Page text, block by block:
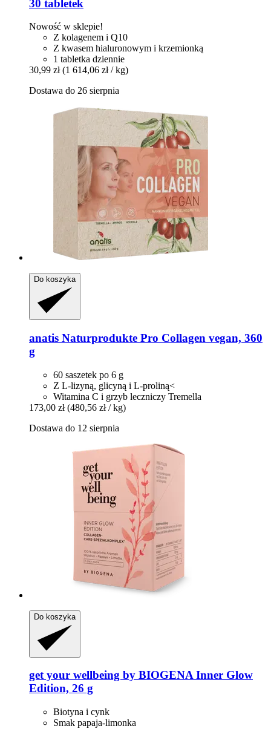
30 tabletek
Nowość w sklepie!
Z kolagenem i Q10
Z kwasem hialuronowym i krzemionką
1 tabletka dziennie
30,99 zł (1 614,06 zł / kg)
Dostawa do 26 sierpnia
Do koszyka
anatis Naturprodukte Pro Collagen vegan, 360
g
60 saszetek po 6 g
Z L-lizyną, glicyną i L-proliną<
Witamina C i grzyb leczniczy Tremella
173,00 zł (480,56 zł / kg)
Dostawa do 12 sierpnia
Do koszyka
get your wellbeing by BIOGENAInner Glow
Edition, 26 g
Biotyna i cynk
Smak papaja-limonka